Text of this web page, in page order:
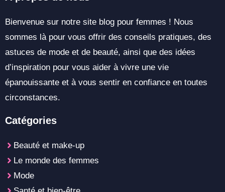
Bienvenue sur notre site blog pour femmes ! Nous
sommes là pour vous offrir des conseils pratiques, des
astuces de mode et de beauté, ainsi que des idées
d’inspiration pour vous aider à vivre une vie
épanouissante et à vous sentir en confiance en toutes
circonstances.
Catégories
Beauté et make-up
Le monde des femmes
Mode